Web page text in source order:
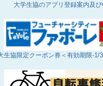
大学生協のアプリ登録案内及
生協限定クーポン券＜有効期限-1/